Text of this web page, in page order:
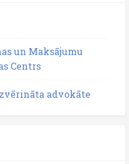
un Maksājumu
Centrs
advokāte